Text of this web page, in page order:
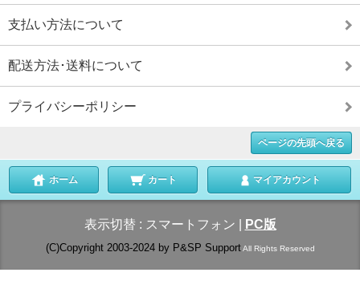
支払い方法について
配送方法･送料について
プライバシーポリシー
ページの先頭へ戻る
ホーム カート マイアカウント
表示切替 : スマートフォン PC版
(C)Copyright 2003-2024 by P&SP SupportAll Rights Reserved